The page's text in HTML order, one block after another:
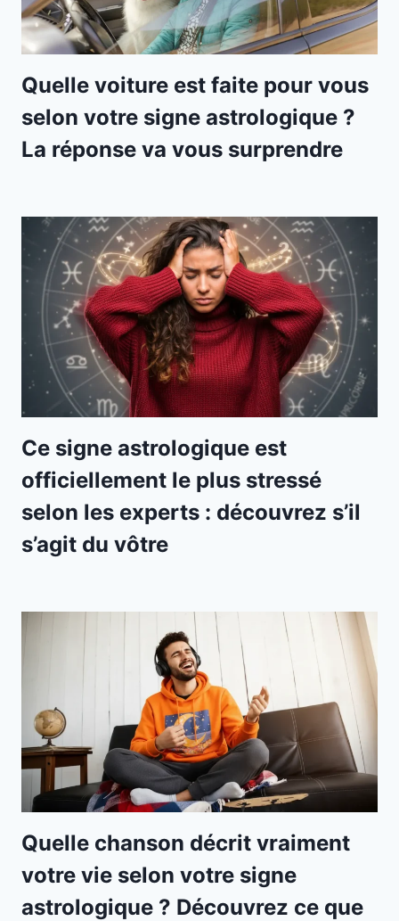
Quelle voiture est faite pour vous
selon votre signe astrologique ?
La réponse va vous surprendre
Ce signe astrologique est
officiellement le plus stressé
selon les experts : découvrez s’il
s’agit du vôtre
Quelle chanson décrit vraiment
votre vie selon votre signe
astrologique ? Découvrez ce que